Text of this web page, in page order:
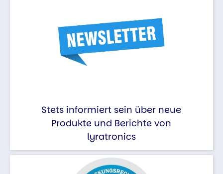
Stets informiert sein über neue
Produkte und Berichte von
lyratronics